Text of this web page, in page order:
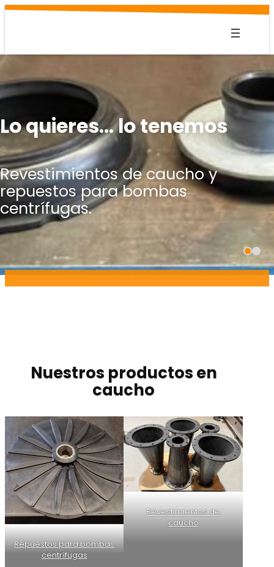
Saltar
Lo quieres… lo tenemos
Revestimientos de caucho y
repuestos para bombas
centrífugas.
Nuestros productos en
caucho
Repuestos para bombas
centrífugas
Revestimientos de
caucho